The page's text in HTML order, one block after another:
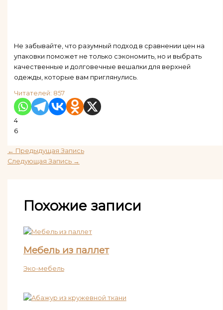
Не забывайте, что разумный подход в сравнении цен на
упаковки поможет не только сэкономить, но и выбрать
качественные и долговечные вешалки для верхней
одежды, которые вам приглянулись.
Читателей: 857
4
6
← Предыдущая Запись
Следующая Запись →
Похожие записи
Мебель из паллет
Эко-мебель